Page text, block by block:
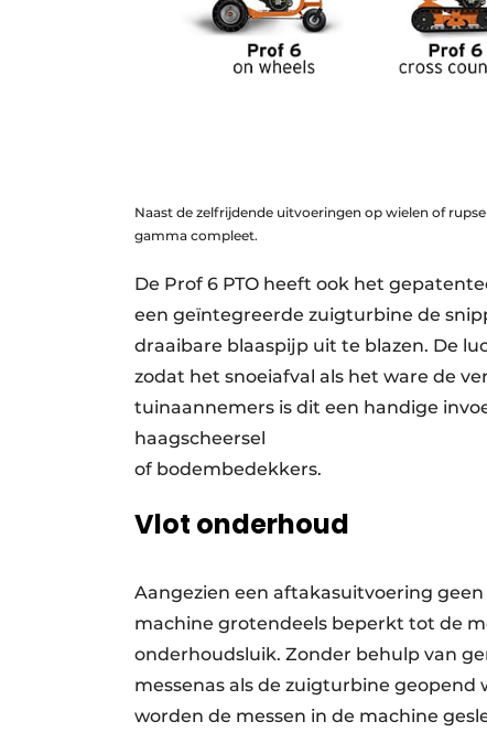
Naast de zelfrijdende uitvoeringen op wielen of
gamma compleet.
De Prof 6 PTO heeft ook het
een geïntegreerde zuigturbine de
draaibare blaaspijp uit te blazen. De
zodat het snoeiafval als het ware de
tuinaannemers is dit een handige
haagscheersel
of bodembedekkers.
Vlot onderhoud
Aangezien een aftakasuitvoering
machine grotendeels beperkt tot de
onderhoudsluik. Zonder behulp van
messenas als de zuigturbine
worden de messen in de machine